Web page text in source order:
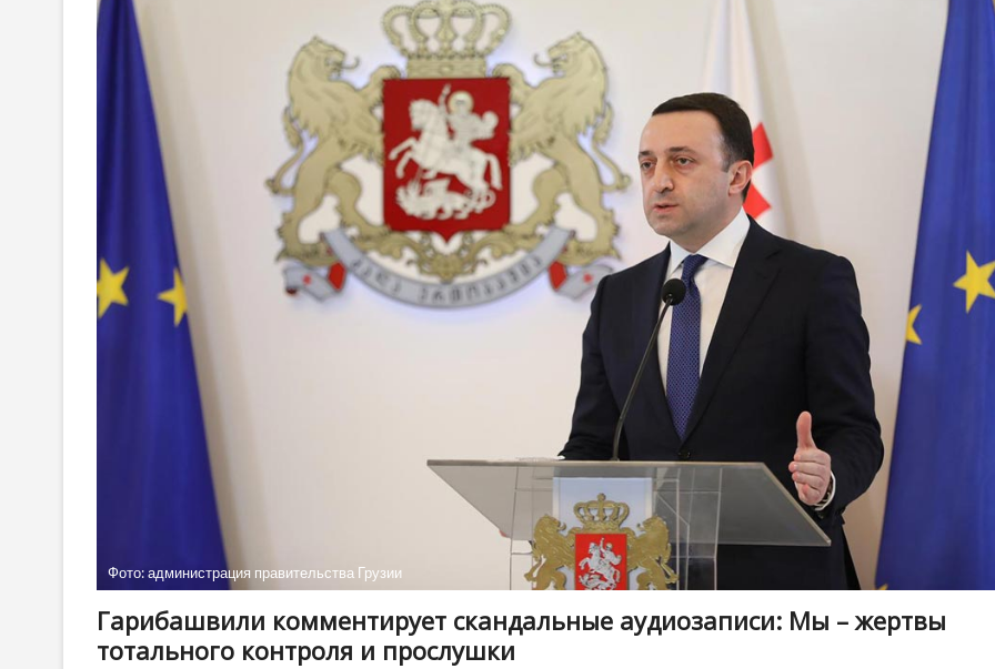
Фото: администрация правительства Грузии
Гарибашвили комментирует скандальные аудиозаписи: Мы – жертвы
тотального контроля и прослушки